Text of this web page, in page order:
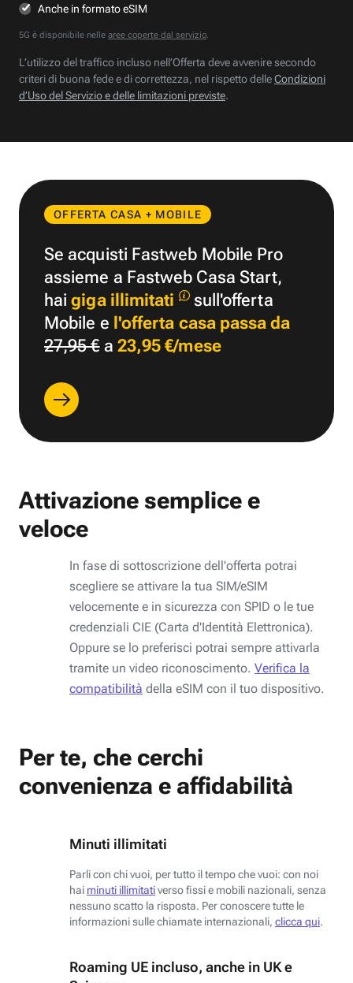
Anche in formato eSIM
5G è disponibile nelle aree coperte dal servizio.
L’utilizzo del traffico incluso nell’Offerta deve avvenire secondo
criteri di buona fede e di correttezza, nel rispetto delleCondizioni
d’Uso del Servizio e delle limitazioni previste.
OFFERTA CASA + MOBILE
Se acquisti Fastweb Mobile Pro
assieme a Fastweb Casa Start,
haigiga illimitati
sull'offerta
Mobile e l'offerta casa passa da
27,95 €a 23,95 €/mese
Attivazione semplice e
veloce
In fase di sottoscrizione dell'offerta potrai
scegliere se attivare la tua SIM/eSIM
velocemente e in sicurezza con SPID o le tue
credenziali CIE (Carta d'Identità Elettronica).
Oppure se lo preferisci potrai sempre attivarla
tramite un video riconoscimento. Verifica la
compatibilità della eSIM con il tuo dispositivo.
Per te, che cerchi
convenienza e affidabilità
Minuti illimitati
Parli con chi vuoi, per tutto il tempo che vuoi: con noi
hai minuti illimitativerso fissi e mobili nazionali, senza
nessuno scatto la risposta. Per conoscere tutte le
informazioni sulle chiamate internazionali, clicca qui.
Roaming UE incluso, anche in UK e